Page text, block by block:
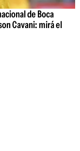
de Boca
Cavani: mirá el